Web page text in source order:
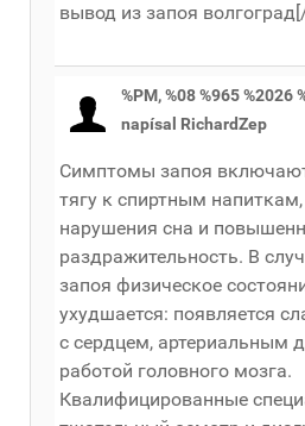
вывод из запоя
%PM, %08 %965 %2026
napísal RichardZep
Симптомы запоя
тягу к спиртным напиткам,
нарушения сна и
раздражительность. В
запоя физическое
ухудшается: появляется
с сердцем, артериальным
работой головного мозга.
Квалифицированные